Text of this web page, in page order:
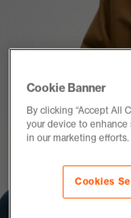
Cookie Banner
By clicking “Accept All
your device to enhance
in our marketing efforts.
Cookies